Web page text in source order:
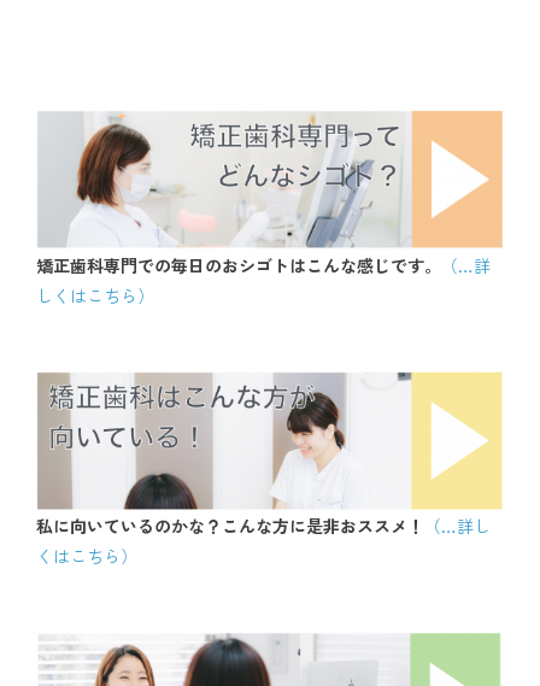
矯正歯科専門での毎日のおシゴトはこんな感じです。 （…詳
しくはこちら）
私に向いているのかな？こんな方に是非おススメ！
（…詳し
くはこちら）